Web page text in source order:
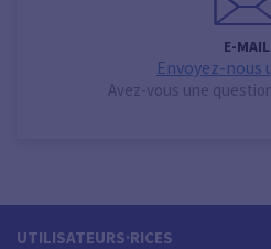
E-MAIL
Envoyez-nous
Avez-vous une
UTILISATEURS·RICES